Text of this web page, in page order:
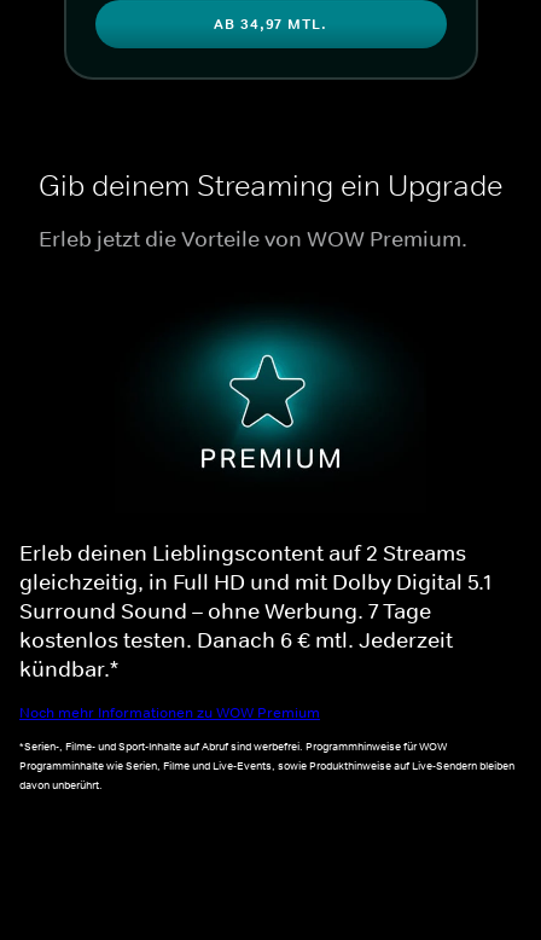
AB 34,97 MTL.
Gib deinem Streaming ein Upgrade
Erleb jetzt die Vorteile von WOW Premium.
Erleb deinen Lieblingscontent auf 2 Streams
gleichzeitig, in Full HD und mit Dolby Digital 5.1
Surround Sound – ohne Werbung. 7 Tage
kostenlos testen. Danach 6 € mtl. Jederzeit
kündbar.*
Noch mehr Informationen zu WOW Premium
*Serien-, Filme- und Sport-Inhalte auf Abruf sind werbefrei. Programmhinweise für WOW
Programminhalte wie Serien, Filme und Live-Events, sowie Produkthinweise auf Live-Sendern bleiben
davon unberührt.